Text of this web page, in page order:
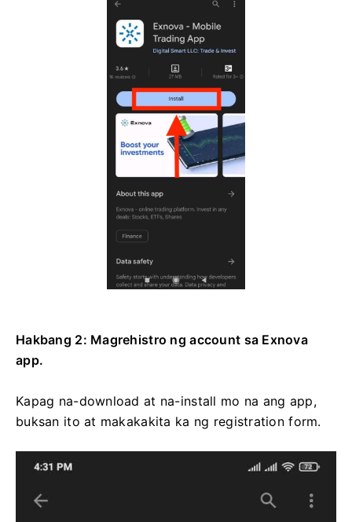
Hakbang 2: Magrehistro ng account sa Exnova
app.
Kapag na-download at na-install mo na ang app,
buksan ito at makakakita ka ng registration form.